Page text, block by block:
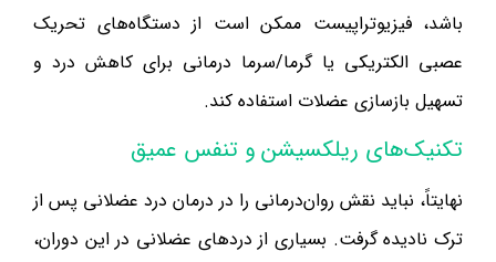
باشد، فیزیوتراپیست ممکن است از دستگاه‌های تحریک
عصبی الکتریکی یا گرما/سرما درمانی برای کاهش درد و
تسهیل بازسازی عضلات استفاده کند.
تکنیک‌های ریلکسیشن و تنفس عمیق
نهایتاً، نباید نقش روان‌درمانی را در درمان درد عضلانی پس از
ترک نادیده گرفت. بسیاری از دردهای عضلانی در این دوران،